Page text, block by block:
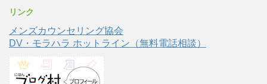
リンク
メンズカウンセリング協会
DV・モラハラ ホットライン（無料電話相談）